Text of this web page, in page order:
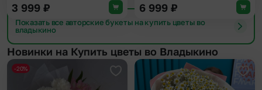
3 999 ₽ 6 999 ₽
Показать все авторские букеты на купить цветы во
владыкино
Новинки на Купить цветы во Владыкино
Добавить в избранное
-20%